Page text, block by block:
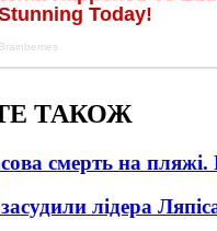
ТАКОЖ
смерть на пляжі.
лідера